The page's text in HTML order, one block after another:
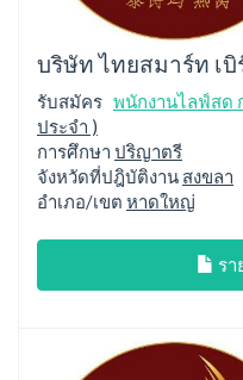
บริษัท ไทยสมาร์ท เ
รับสมัคร พนักงานไลฟ์สด
ประจำ )
การศึกษา ปริญาตรี
จังหวัดที่ปฎิบัติงาน สงขลา
อำเภอ/เขต หาดใหญ่
รา